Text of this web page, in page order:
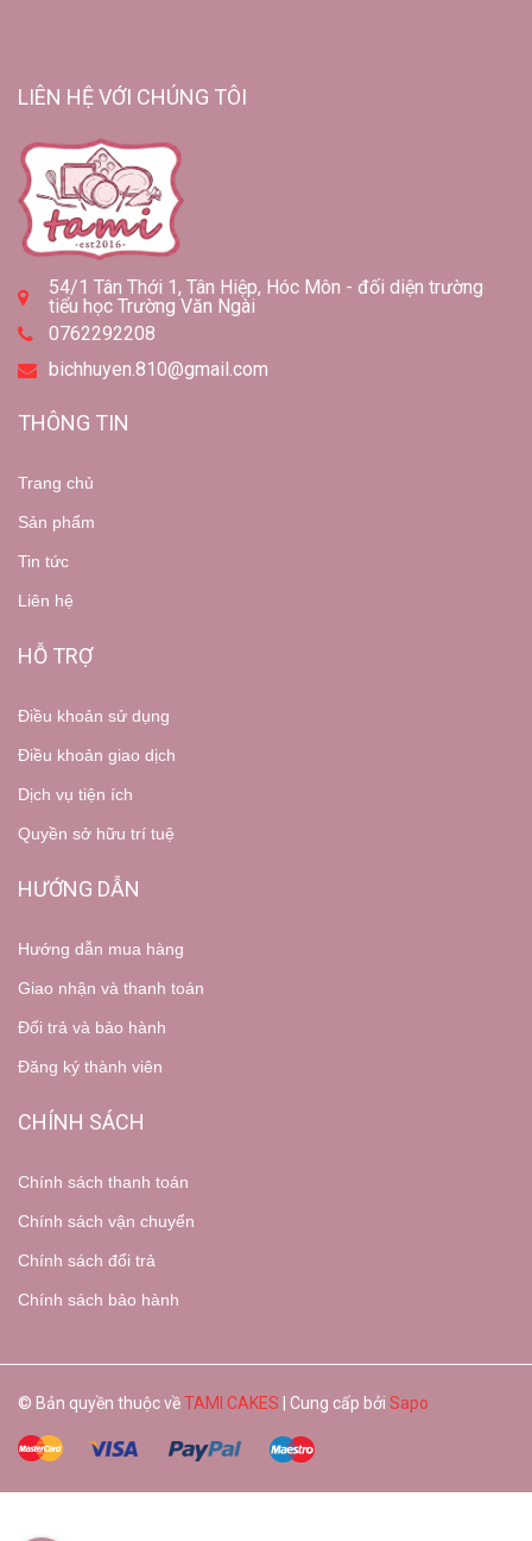
LIÊN HỆ VỚI CHÚNG TÔI
54/1 Tân Thới 1, Tân Hiệp, Hóc Môn - đối diện trường
tiểu học Trường Văn Ngài
0762292208
bichhuyen.810@gmail.com
THÔNG TIN
Trang chủ
Sản phẩm
Tin tức
Liên hệ
HỖ TRỢ
Điều khoản sử dụng
Điều khoản giao dịch
Dịch vụ tiện ích
Quyền sở hữu trí tuệ
HƯỚNG DẪN
Hướng dẫn mua hàng
Giao nhận và thanh toán
Đổi trả và bảo hành
Đăng ký thành viên
CHÍNH SÁCH
Chính sách thanh toán
Chính sách vận chuyển
Chính sách đổi trả
Chính sách bảo hành
© Bản quyền thuộc vềTAMI CAKES | Cung cấp bởi Sapo